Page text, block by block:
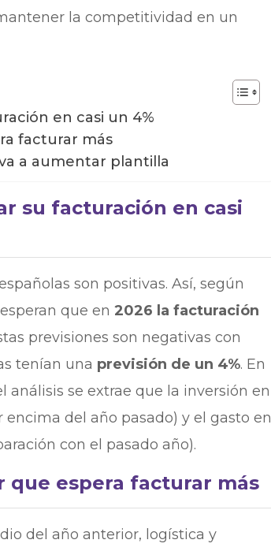
la competitividad en un
en casi un 4%
facturar más
a aumentar plantilla
su facturación en casi
son positivas. Así, según
que en 2026 la facturación
previsiones son negativas con
tenían una previsión de un 4%. En
análisis se extrae que la inversión en
encima del año pasado) y el gasto en
con el pasado año).
que espera facturar más
del año anterior, logística y